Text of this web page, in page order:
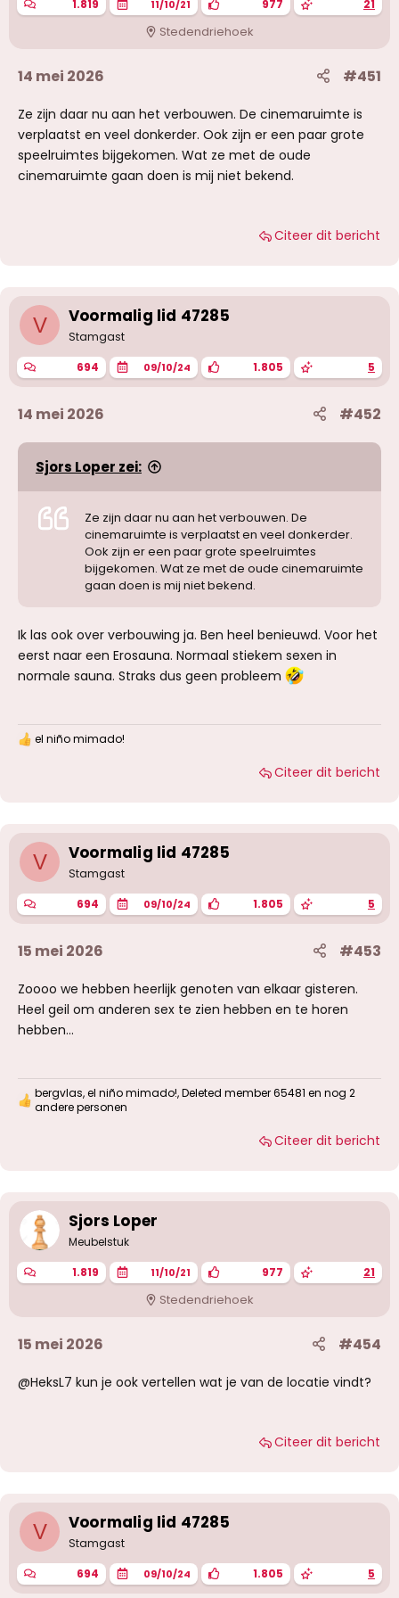
1.819 11/10/21 977 21
Stedendriehoek
14 mei 2026 #451
Ze zijn daar nu aan het verbouwen. De cinemaruimte is
verplaatst en veel donkerder. Ook zijn er een paar grote
speelruimtes bijgekomen. Wat ze met de oude
cinemaruimte gaan doen is mij niet bekend.
Citeer dit bericht
V Voormalig lid 47285
Stamgast
694 09/10/24 1.805 5
14 mei 2026 #452
Sjors Loper zei:
Ze zijn daar nu aan het verbouwen. De
cinemaruimte is verplaatst en veel donkerder.
Ook zijn er een paar grote speelruimtes
bijgekomen. Wat ze met de oude cinemaruimte
gaan doen is mij niet bekend.
Ik las ook over verbouwing ja. Ben heel benieuwd. Voor het
eerst naar een Erosauna. Normaal stiekem sexen in
normale sauna. Straks dus geen probleem
W
n
g
n
:
el niño mimado!
Citeer dit bericht
V Voormalig lid 47285
Stamgast
694 09/10/24 1.805 5
15 mei 2026 #453
Zoooo we hebben heerlijk genoten van elkaar gisteren.
Heel geil om anderen sex te zien hebben en te horen
hebben...
W
n
g
n
:
bergvlas,el niño mimado!,Deleted member 65481 en nog 2
andere personen
Citeer dit bericht
Sjors Loper
Meubelstuk
1.819 11/10/21 977 21
Stedendriehoek
15 mei 2026 #454
@HeksL7 kun je ook vertellen wat je van de locatie vindt?
Citeer dit bericht
V Voormalig lid 47285
Stamgast
694 09/10/24 1.805 5